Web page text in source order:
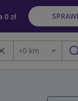
zł
frazę
Odległość
+0 km